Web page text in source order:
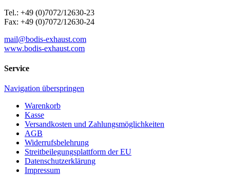
Tel.: +49 (0)7072/12630-23
Fax: +49 (0)7072/12630-24
mail@bodis-exhaust.com
www.bodis-exhaust.com
Service
Navigation überspringen
Warenkorb
Kasse
Versandkosten und Zahlungsmöglichkeiten
AGB
Widerrufsbelehrung
Streitbeilegungsplattform der EU
Datenschutzerklärung
Impressum